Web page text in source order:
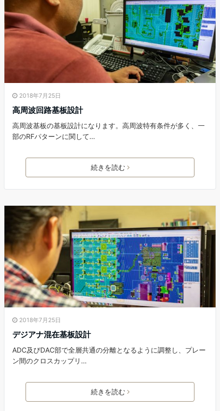
2018年7月25日
高周波回路基板設計
高周波基板の基板設計になります。高周波特有条件が多く、一
部のRFパターンに関して…
続きを読む
2018年7月25日
デジアナ混在基板設計
ADC及びDAC部で全層共通の分離となるように調整し、プレー
ン間のクロスカップリ…
続きを読む